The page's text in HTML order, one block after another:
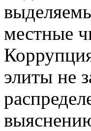
местные
элиты не